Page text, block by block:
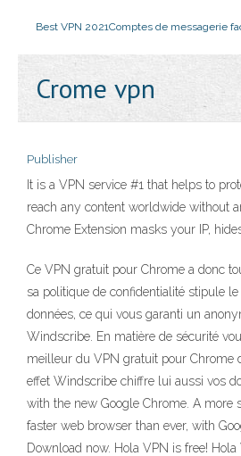
Best VPN 2021Comptes de messagerie
Crome vpn
Publisher
It is a VPN service #1 that helps to
reach any content worldwide without
Chrome Extension masks your IP,
Ce VPN gratuit pour Chrome a donc
sa politique de confidentialité stipule
données, ce qui vous garanti un
Windscribe. En matière de sécurité
meilleur du VPN gratuit pour Chrome
effet Windscribe chiffre lui aussi vos
with the new Google Chrome. A more
faster web browser than ever, with
Download now. Hola VPN is free!